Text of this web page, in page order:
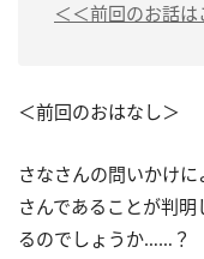
＜＜前回のお話は
＜前回のおはなし＞
さなさんの問いかけ
さんであることが判
るのでしょうか……？